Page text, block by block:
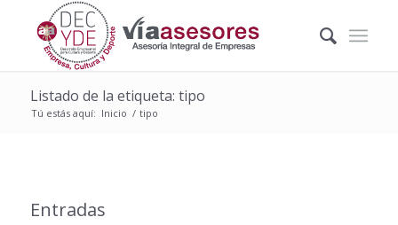
Listado de la etiqueta: tipo
Tú estás aquí: Inicio / tipo
Entradas